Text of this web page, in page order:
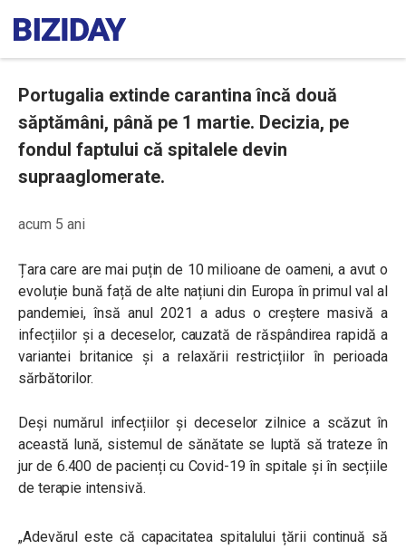
Portugalia extinde carantina încă două
săptămâni, până pe 1 martie. Decizia, pe
fondul faptului că spitalele devin
supraaglomerate.
acum 5 ani
Țara care are mai puțin de 10 milioane de oameni, a avut o
evoluție bună față de alte națiuni din Europa în primul val al
pandemiei, însă anul 2021 a adus o creștere masivă a
infecțiilor și a deceselor, cauzată de răspândirea rapidă a
variantei britanice și a relaxării restricțiilor în perioada
sărbătorilor.
Deși numărul infecțiilor și deceselor zilnice a scăzut în
această lună, sistemul de sănătate se luptă să trateze în
jur de 6.400 de pacienți cu Covid-19 în spitale și în secțiile
de terapie intensivă.
„Adevărul este că capacitatea spitalului țării continuă să